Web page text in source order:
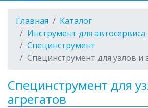
Главная
Каталог
Инструмент для автосервиса
Специнструмент
Специнструмент для узлов и
Специнструмент для
агрегатов